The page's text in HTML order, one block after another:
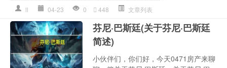
ll 04-23 0 448 文章列表
芬尼·巴斯廷(关于芬尼·巴斯廷
简述)
小伙伴们，你们好，今天0471房产来聊